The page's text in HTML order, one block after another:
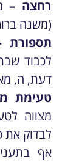
רחצה –
(משנה
תספורת
לכבוד
דעת, ה,
טעימת
מצווה
לבדוק את
אף